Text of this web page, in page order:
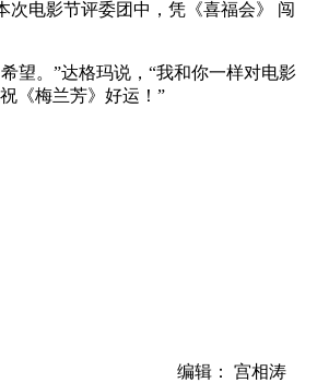
电影节评委团中，凭《喜福会》 闯
望。”达格玛说，“我和你一样对电影
《梅兰芳》好运！”
编辑： 宫相涛